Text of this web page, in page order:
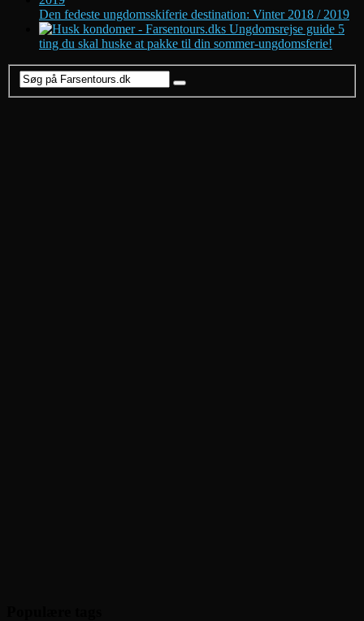
Den fedeste ungdomsskiferie destination: Vinter 2018 / 2019
5
ting du skal huske at pakke til din sommer-ungdomsferie!